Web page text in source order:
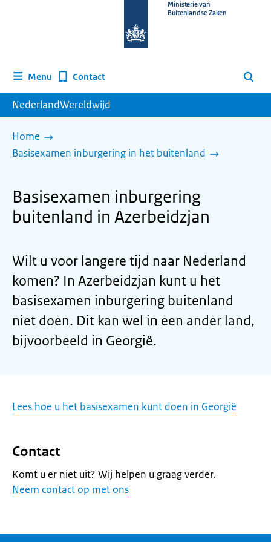
homepage
Ministerie van
Buitenlandse Zaken
Menu Contact Zoeken
NederlandWereldwijd
Home
Basisexamen inburgering in het buitenland
Basisexamen inburgering
buitenland in Azerbeidzjan
Wilt u voor langere tijd naar Nederland
komen? In Azerbeidzjan kunt u het
basisexamen inburgering buitenland
niet doen. Dit kan wel in een ander land,
bijvoorbeeld in Georgië.
Lees hoe u het basisexamen kunt doen in Georgië
Contact
Komt u er niet uit? Wij helpen u graag verder.
Neem contact op met ons